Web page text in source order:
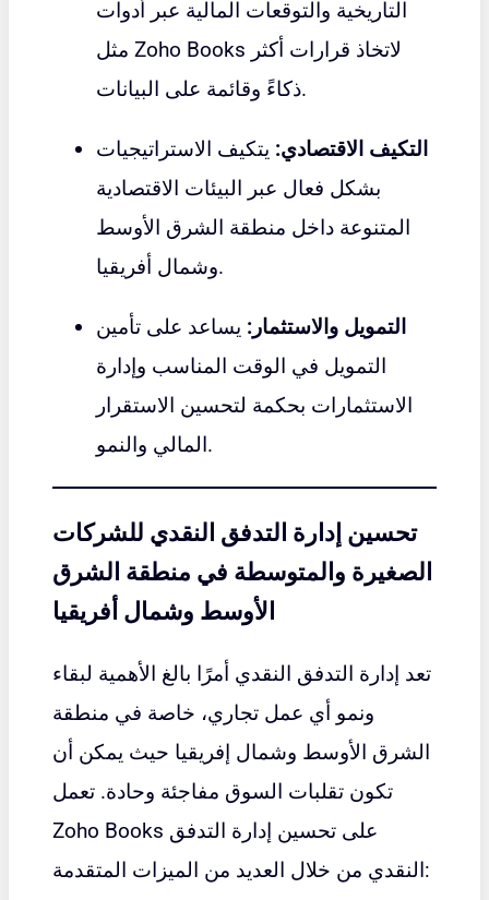
التاريخية والتوقعات المالية عبر أدوات
مثل Zoho Books لاتخاذ قرارات أكثر
ذكاءً وقائمة على البيانات.
التكيف الاقتصادي: يتكيف الاستراتيجيات
بشكل فعال عبر البيئات الاقتصادية
المتنوعة داخل منطقة الشرق الأوسط
وشمال أفريقيا.
التمويل والاستثمار: يساعد على تأمين
التمويل في الوقت المناسب وإدارة
الاستثمارات بحكمة لتحسين الاستقرار
المالي والنمو.
تحسين إدارة التدفق النقدي للشركات
الصغيرة والمتوسطة في منطقة الشرق
الأوسط وشمال أفريقيا
تعد إدارة التدفق النقدي أمرًا بالغ الأهمية لبقاء
ونمو أي عمل تجاري، خاصة في منطقة
الشرق الأوسط وشمال إفريقيا حيث يمكن أن
تكون تقلبات السوق مفاجئة وحادة. تعمل
Zoho Books على تحسين إدارة التدفق
النقدي من خلال العديد من الميزات المتقدمة: